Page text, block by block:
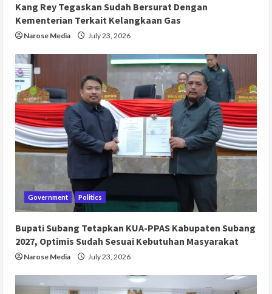
Kang Rey Tegaskan Sudah Bersurat Dengan
Kementerian Terkait Kelangkaan Gas
Narose Media July 23, 2026
Government Politics
Bupati Subang Tetapkan KUA-PPAS Kabupaten Subang
2027, Optimis Sudah Sesuai Kebutuhan Masyarakat
Narose Media July 23, 2026